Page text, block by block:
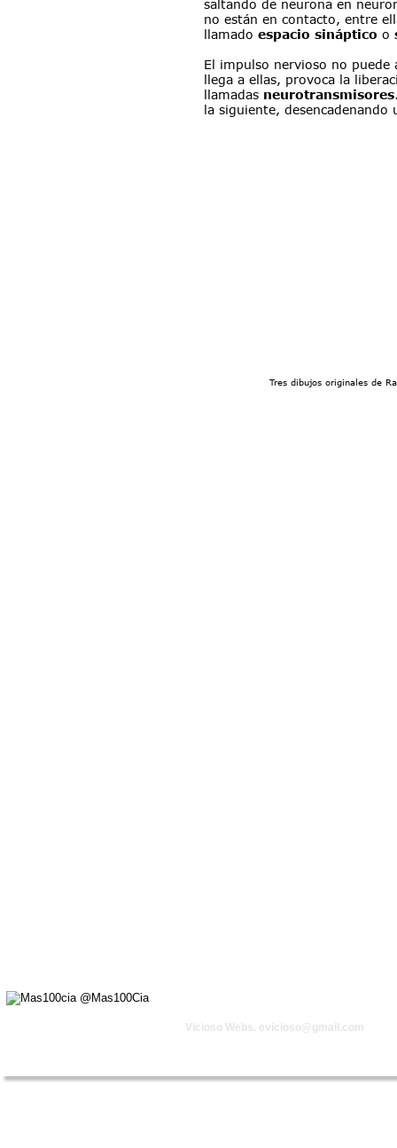
saltando de neurona en
no están en contacto, entre
llamado espacio sináptico o
El impulso nervioso no puede
llega a ellas, provoca la
llamadas neurotransmisores
la siguiente,
Vicioso Webs. evicioso@gmail.com
Tres dibujos originales de